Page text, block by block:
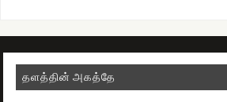
தளத்தின் அகத்தே